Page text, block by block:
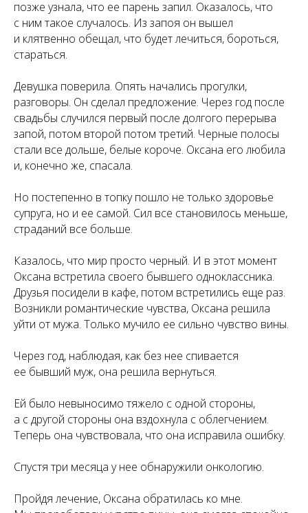
позже узнала, что ее парень запил. Оказалось, что
с ним такое случалось. Из запоя он вышел
и клятвенно обещал, что будет лечиться, бороться,
стараться.
Девушка поверила. Опять начались прогулки,
разговоры. Он сделал предложение. Через год после
свадьбы случился первый после долгого перерыва
запой, потом второй потом третий. Черные полосы
стали все дольше, белые короче. Оксана его любила
и, конечно же, спасала.
Но постепенно в топку пошло не только здоровье
супруга, но и ее самой. Сил все становилось меньше,
страданий все больше.
Казалось, что мир просто черный. И в этот момент
Оксана встретила своего бывшего одноклассника.
Друзья посидели в кафе, потом встретились еще раз.
Возникли романтические чувства, Оксана решила
уйти от мужа. Только мучило ее сильно чувство вины.
Через год, наблюдая, как без нее спивается
ее бывший муж, она решила вернуться.
Ей было невыносимо тяжело с одной стороны,
а с другой стороны она вздохнула с облегчением.
Теперь она чувствовала, что она исправила ошибку.
Спустя три месяца у нее обнаружили онкологию.
Пройдя лечение, Оксана обратилась ко мне.